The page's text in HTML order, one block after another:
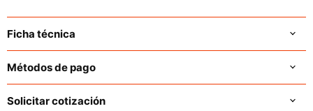
Ficha técnica
Métodos de pago
Solicitar cotización